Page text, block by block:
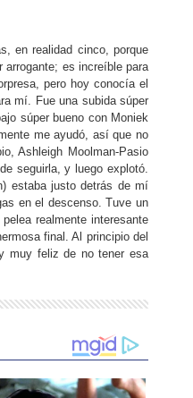
en realidad cinco, porque
arrogante; es increíble para
pero hoy conocía el
mí. Fue una subida súper
súper bueno con Moniek
me ayudó, así que no
Ashleigh Moolman-Pasio
seguirla, y luego explotó.
estaba justo detrás de mí
en el descenso. Tuve un
realmente interesante
final. Al principio del
muy feliz de no tener esa